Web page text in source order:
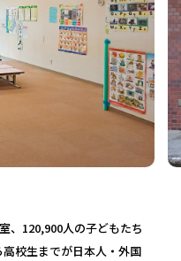
、120,900人の子どもたち
校生までが日本人・外国